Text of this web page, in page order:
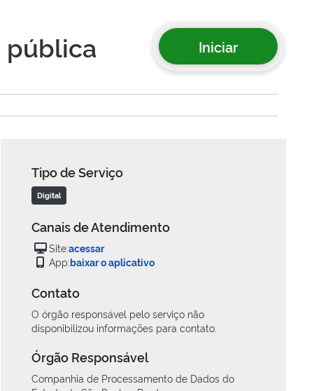
pública Iniciar
Tipo de Serviço
Digital
Canais de Atendimento
Site:acessar
App:baixar o aplicativo
Contato
O órgão responsável pelo serviço não
disponibilizou informações para contato.
Órgão Responsável
Companhia de Processamento de Dados do